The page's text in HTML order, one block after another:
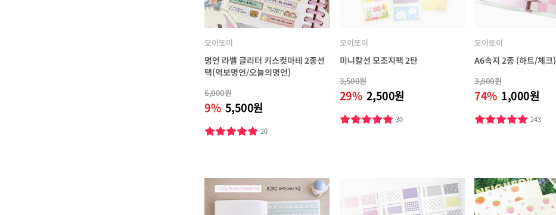
모이또이
명언 라벨 글리터 키스컷마테 2종선
택(먹보명언/오늘의명언)
6,000원
9% 5,500원
20
모이또이
미니칼선 모조지팩 2탄
3,500원
29% 2,500원
30
모이또이
A6속지 2종 (하트/체크)
3,800원
74% 1,000원
243